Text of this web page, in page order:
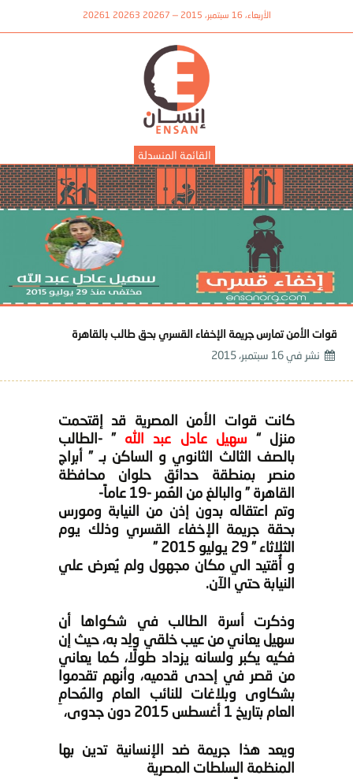
الأربعاء، 16 سبتمبر، 2015 — 20267 20263 20261
القائمة المنسدلة
قوات الأمن تمارس جريمة الإخفاء القسري بحق طالب بالقاهرة
نشر في 16 سبتمبر، 2015
كانت قوات الأمن المصرية قد إقتحمت
منزل “ سهيل عادل عبد الله ” -الطالب
بالصف الثالث الثانوي و الساكن بـ ” أبراج
منصر بمنطقة حدائق حلوان محافظة
القاهرة ” والبالغ من العُمر -19 عاماً-
وتم اعتقاله بدون إذن من النيابة ومورس
بحقة جريمة الإخفاء القسري وذلك يوم
الثلاثاء ” 29 يوليو 2015 ”
و أُقتيد الي مكان مجهول ولم يُعرض علي
النيابة حتي الآن.
وذكرت أسرة الطالب في شكواها أن
سهيل يعاني من عيب خلقي ولِد به، حيث إن
فكيه يكبر ولسانه يزداد طولًا، كما يعاني
من قصر في إحدى قدميه، وأنهم تقدموا
بشكاوى وبلاغات للنائب العام والمُحامِ
العام بتاريخ 1 أغسطس 2015 دون جدوى،
ويعد هذا جريمة ضد الإنسانية تدين بها
المنظمة السلطات المصرية